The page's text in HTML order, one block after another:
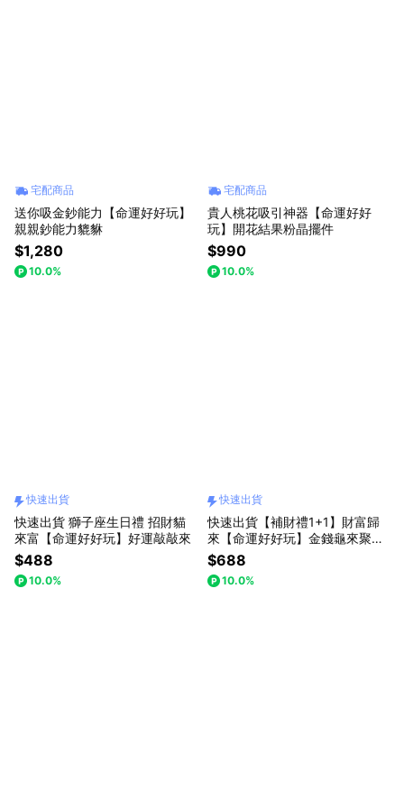
宅配商品
送你吸金鈔能力【命運好好玩】
親親鈔能力貔貅
$1,280
10.0%
宅配商品
貴人桃花吸引神器【命運好好
玩】開花結果粉晶擺件
$990
10.0%
快速出貨
快速出貨 獅子座生日禮 招財貓
來富【命運好好玩】好運敲敲來
$488
10.0%
快速出貨
快速出貨【補財禮1+1】財富歸
來【命運好好玩】金錢龜來聚寶
鎮 (內附36顆小元寶)(可加購馬
上有錢包包掛飾)
$688
10.0%